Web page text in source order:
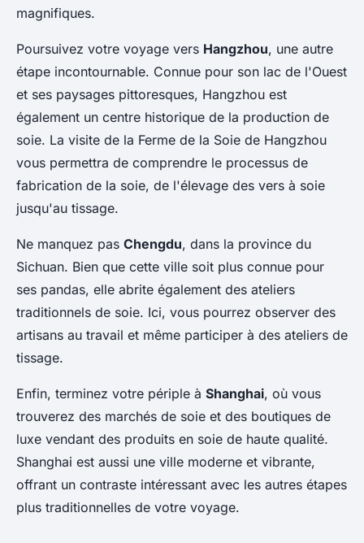
magnifiques.
Poursuivez votre voyage vers Hangzhou, une autre
étape incontournable. Connue pour son lac de l'Ouest
et ses paysages pittoresques, Hangzhou est
également un centre historique de la production de
soie. La visite de la Ferme de la Soie de Hangzhou
vous permettra de comprendre le processus de
fabrication de la soie, de l'élevage des vers à soie
jusqu'au tissage.
Ne manquez pas Chengdu, dans la province du
Sichuan. Bien que cette ville soit plus connue pour
ses pandas, elle abrite également des ateliers
traditionnels de soie. Ici, vous pourrez observer des
artisans au travail et même participer à des ateliers de
tissage.
Enfin, terminez votre périple à Shanghai, où vous
trouverez des marchés de soie et des boutiques de
luxe vendant des produits en soie de haute qualité.
Shanghai est aussi une ville moderne et vibrante,
offrant un contraste intéressant avec les autres étapes
plus traditionnelles de votre voyage.